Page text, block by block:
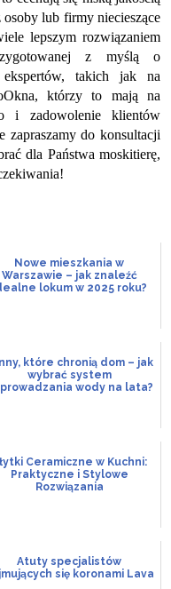
lub firmy niecieszące
lepszym rozwiązaniem
z myślą o
ekspertów, takich jak na
którzy to mają na
i zadowolenie klientów
zapraszamy do konsultacji
dla Państwa moskitierę,
Nowe mieszkania w
Warszawie – jak znaleźć
lokum w 2025 roku?
które chronią dom – jak
wybrać system
wody na lata?
Ceramiczne w Kuchni:
Praktyczne i Stylowe
Rozwiązania
Atuty specjalistów
się koronami Lava